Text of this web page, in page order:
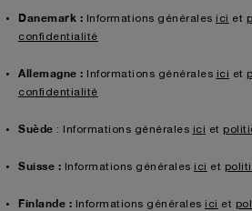
Danemark : Informations générales ici et
confidentialité
Allemagne : Informations générales ici et
confidentialité
Suède : Informations générales ici et
Suisse : Informations générales ici et
Finlande : Informations générales ici et